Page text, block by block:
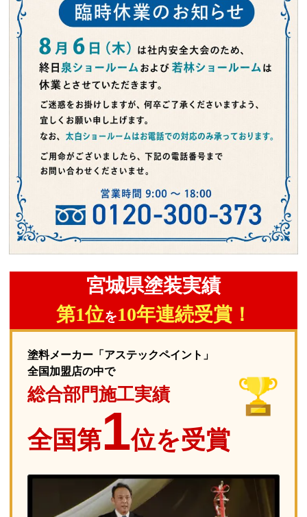
宮城県塗装実績
第1位を10年連続受賞！
塗料メーカー「アステックペイント」
全国加盟店の中で
総合部門施工実績
全国第1位を受賞